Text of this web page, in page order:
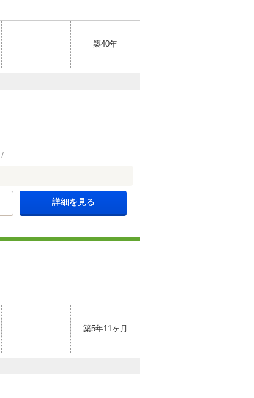
築40年
詳細を見る
築5年11ヶ月